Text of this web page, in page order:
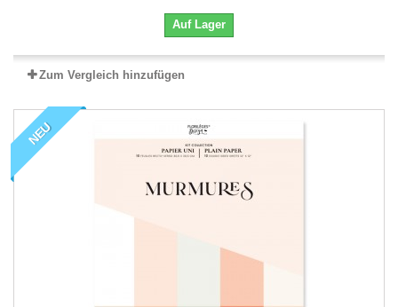
Auf Lager
Zum Vergleich hinzufügen
NEU